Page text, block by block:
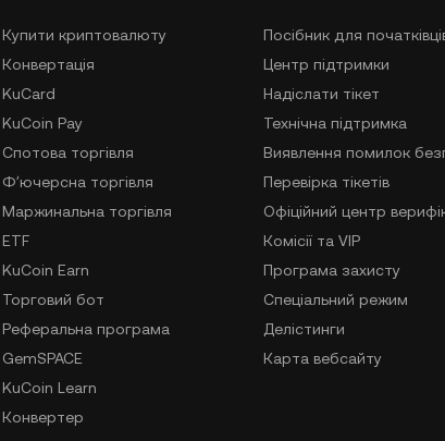
Купити криптовалюту
Конвертація
KuCard
KuCoin Pay
Спотова торгівля
Фʼючерсна торгівля
Маржинальна торгівля
ETF
KuCoin Earn
Торговий бот
Реферальна програма
GemSPACE
KuCoin Learn
Конвертер
Посібник для
Центр підтримки
Надіслати тікет
Технічна підтримка
Виявлення помилок
Перевірка тікетів
Офіційний центр
Комісії та VIP
Програма захисту
Спеціальний режим
Делістинги
Карта вебсайту